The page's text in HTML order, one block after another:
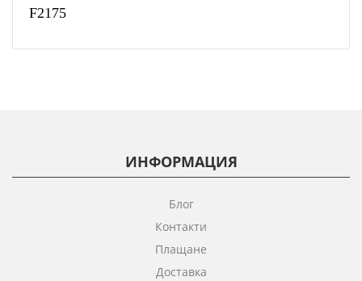
F2175
ИНФОРМАЦИЯ
Блог
Контакти
Плащане
Доставка